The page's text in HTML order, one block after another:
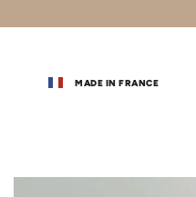
MADE IN FRANCE